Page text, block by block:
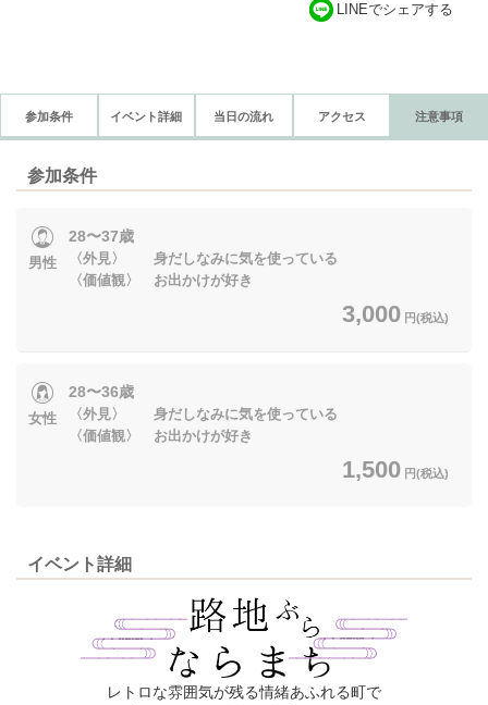
LINEでシェアする
参加条件 イベント詳細 当日の流れ アクセス 注意事項
参加条件
男性
28〜37歳
〈外見〉 身だしなみに気を使っている
〈価値観〉 お出かけが好き
3,000 円(税込)
女性
28〜36歳
〈外見〉 身だしなみに気を使っている
〈価値観〉 お出かけが好き
1,500 円(税込)
イベント詳細
レトロな雰囲気が残る情緒あふれる町で